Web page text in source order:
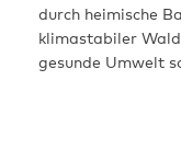
durch heimische
klimastabiler
gesunde Umwelt